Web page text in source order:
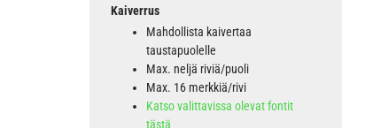
Kaiverrus
Mahdollista kaivertaa
taustapuolelle
Max. neljä riviä/puoli
Max. 16 merkkiä/rivi
Katso valittavissa olevat fontit
tästä